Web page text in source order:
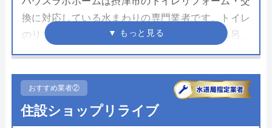
換に対応している水まわりの専門業者です。トイレ
のリフォーム・交換以外にも、キッチンやお風呂、
蛇口や排水管などあらゆる水まわりのトラブル対応
起きて修理か交換か迷っている方は、ハウスラボホ
ームのような水まわりの専門業者にまず相談するの
がおすすめです。状況に合わせて最適な提案をして
おすすめ業者②
住設ショップリライブ